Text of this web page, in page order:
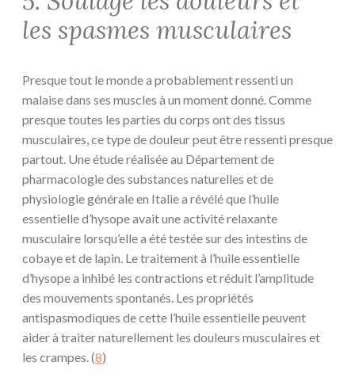
les spasmes musculaires
Presque tout le monde a probablement ressenti un
malaise dans ses muscles à un moment donné. Comme
presque toutes les parties du corps ont des tissus
musculaires, ce type de douleur peut être ressenti presque
partout. Une étude réalisée au Département de
pharmacologie des substances naturelles et de
physiologie générale en Italie a révélé que l’huile
essentielle d’hysope avait une activité relaxante
musculaire lorsqu’elle a été testée sur des intestins de
cobaye et de lapin. Le traitement à l’huile essentielle
d’hysope a inhibé les contractions et réduit l’amplitude
des mouvements spontanés. Les propriétés
antispasmodiques de cette l’huile essentielle peuvent
aider à traiter naturellement les douleurs musculaires et
les crampes. (8)